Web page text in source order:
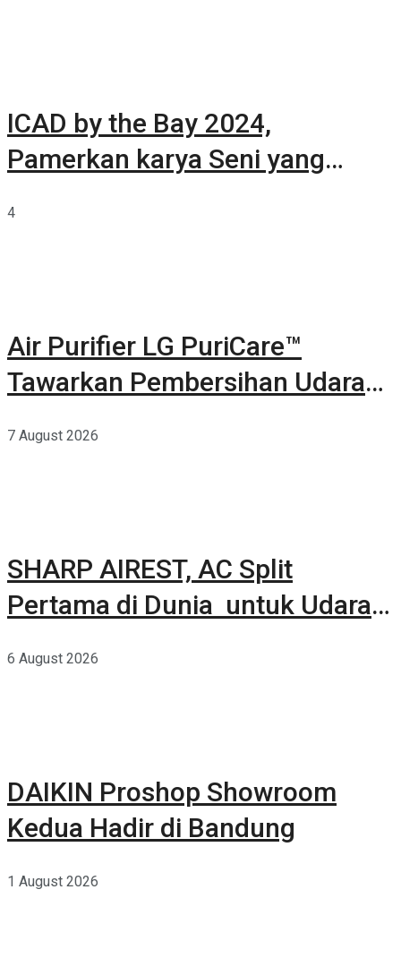
ICAD by the Bay 2024,
Pamerkan karya Seni yang
4
Air Purifier LG PuriCare™
Tawarkan Pembersihan Udara
7 August 2026
SHARP AIREST, AC Split
Pertama di Dunia untuk Udara
6 August 2026
DAIKIN Proshop Showroom
Kedua Hadir di Bandung
1 August 2026